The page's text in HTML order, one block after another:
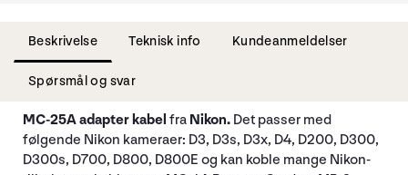
Beskrivelse Teknisk info Kundeanmeldelser
Spørsmål og svar
MC-25A adapter kabel fra Nikon. Det passer med
følgende Nikon kameraer: D3, D3s, D3x, D4, D200, D300,
D300s, D700, D800, D800E og kan koble mange Nikon-